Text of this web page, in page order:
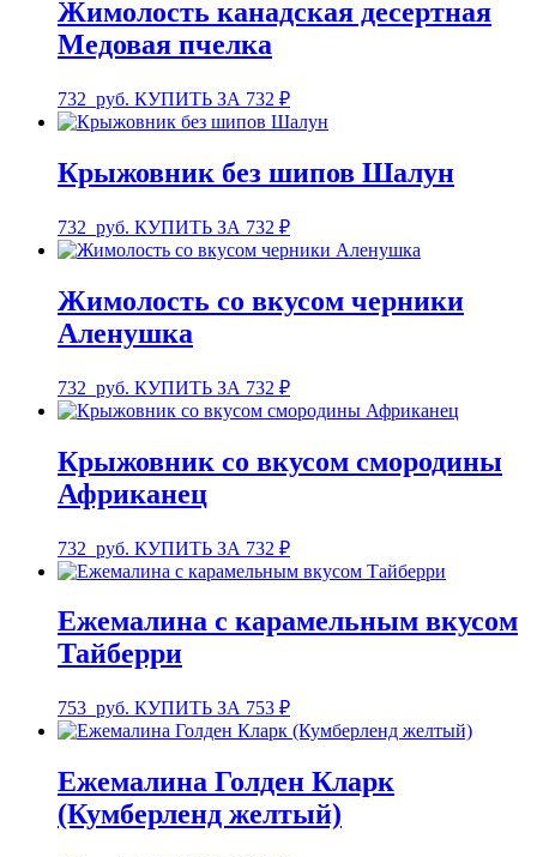
Жимолость канадская десертная
Медовая пчелка
732 руб. КУПИТЬ ЗА 732 ₽
Крыжовник без шипов Шалун
732 руб. КУПИТЬ ЗА 732 ₽
Жимолость со вкусом черники
Аленушка
732 руб. КУПИТЬ ЗА 732 ₽
Крыжовник со вкусом смородины
Африканец
732 руб. КУПИТЬ ЗА 732 ₽
Ежемалина с карамельным вкусом
Тайберри
753 руб. КУПИТЬ ЗА 753 ₽
Ежемалина Голден Кларк
(Кумберленд желтый)